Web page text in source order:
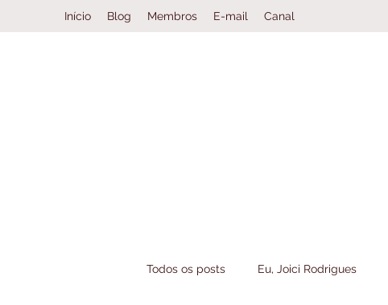
Início Blog Membros E-mail Canal
Todos os posts Eu, Joici Rodrigues